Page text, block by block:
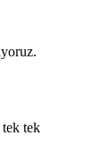
tek tek